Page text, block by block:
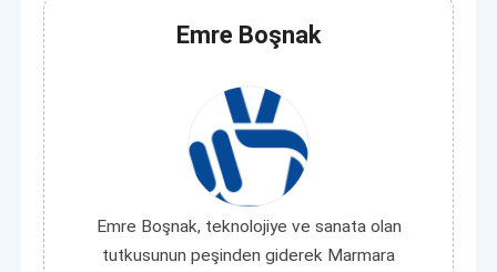
Emre Boşnak
Emre Boşnak, teknolojiye ve sanata olan
tutkusunun peşinden giderek Marmara